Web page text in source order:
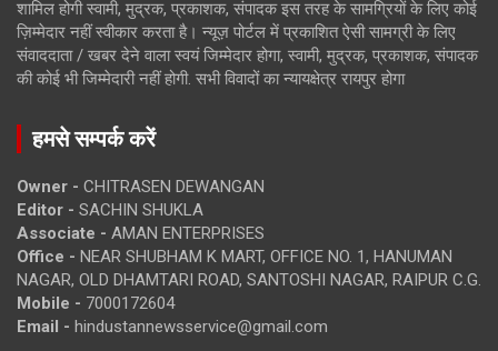
शामिल होगी स्वामी, मुद्रक, प्रकाशक, संपादक इस तरह के सामग्रियों के लिए कोई
ज़िम्मेदार नहीं स्वीकार करता है। न्यूज़ पोर्टल में प्रकाशित ऐसी सामग्री के लिए
संवाददाता / खबर देने वाला स्वयं जिम्मेदार होगा, स्वामी, मुद्रक, प्रकाशक, संपादक
की कोई भी जिम्मेदारी नहीं होगी. सभी विवादों का न्यायक्षेत्र रायपुर होगा
हमसे सम्पर्क करें
Owner - CHITRASEN DEWANGAN
Editor - SACHIN SHUKLA
Associate - AMAN ENTERPRISES
Office - NEAR SHUBHAM K MART, OFFICE NO. 1, HANUMAN
NAGAR, OLD DHAMTARI ROAD, SANTOSHI NAGAR, RAIPUR C.G.
Mobile - 7000172604
Email - hindustannewsservice@gmail.com